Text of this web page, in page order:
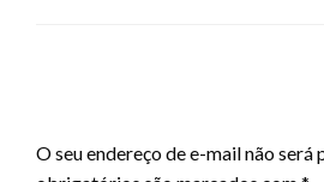
O seu endereço de e-mail não será